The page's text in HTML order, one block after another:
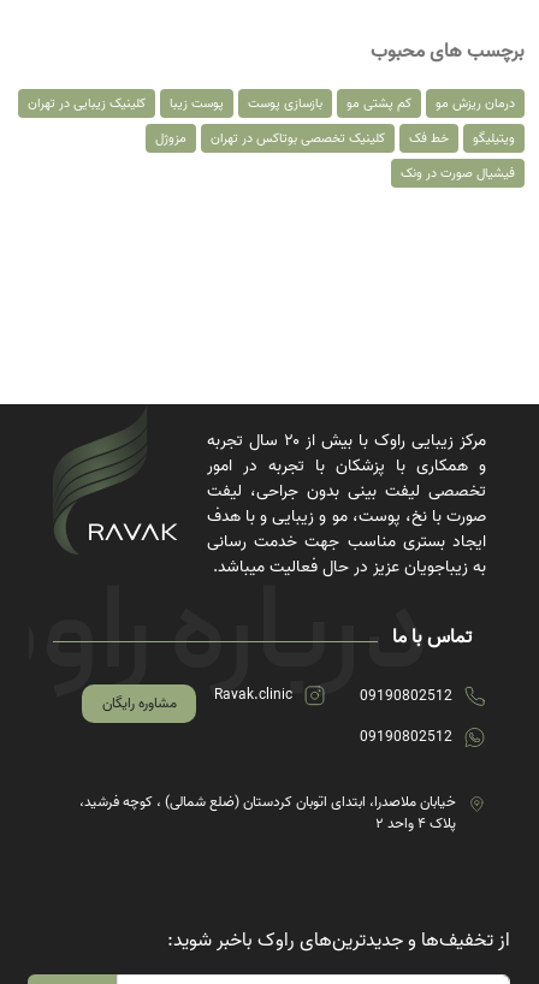
برچسب های محبوب
درمان ریزش مو کم پشتی مو بازسازی پوست پوست زیبا
کلینیک زیبایی در تهران
ویتیلیگو
خط فک کلینیک تخصصی بوتاکس در تهران
مزوژل
فیشیال صورت در ونک
مرکز زیبایی راوک با بیش از ۲۰ سال تجربه
و همکاری با پزشکان با تجربه در امور
تخصصی لیفت بینی بدون جراحی، لیفت
صورت با نخ، پوست، مو و زیبایی و با هدف
ایجاد بستری مناسب جهت خدمت رسانی
به زیباجویان عزیز در حال فعالیت میباشد.
تماس با ما
09190802512
09190802512
Ravak.clinic مشاوره رایگان
خیابان ملاصدرا، ابتدای اتوبان کردستان (ضلع شمالی) ، کوچه فرشید،
پلاک ۴ واحد ۲
از تخفیف‌ها و جدیدترین‌های راوک باخبر شوید: